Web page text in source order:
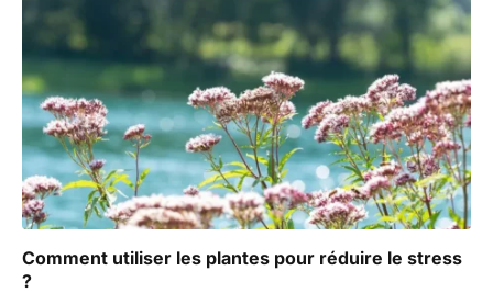
Comment utiliser les plantes pour réduire le stress
?